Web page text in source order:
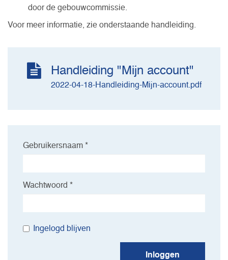
door de gebouwcommissie.
Voor meer informatie, zie onderstaande handleiding.
Handleiding "Mijn account"
2022-04-18-Handleiding-Mijn-account.pdf
Gebruikersnaam *
Wachtwoord *
Ingelogd blijven
Inloggen